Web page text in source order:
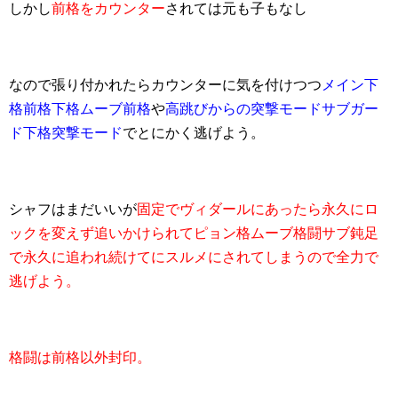
しかし前格をカウンターされては元も子もなし
なので張り付かれたらカウンターに気を付けつつ メイン下
格前格下格ムーブ前格や高跳びからの突撃モードサブガー
ド下格突撃モードでとにかく逃げよう。
シャフはまだいいが固定でヴィダールにあったら永久にロ
ックを変えず追いかけられてピョン格ムーブ格闘サブ鈍足
で永久に追われ続けてにスルメにされてしまうので全力で
逃げよう。
格闘は前格以外封印。